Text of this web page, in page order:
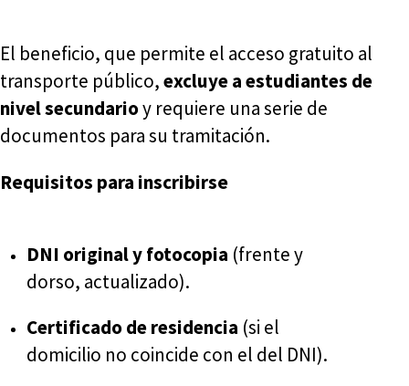
El beneficio, que permite el acceso gratuito al
transporte público,excluye a estudiantes de
nivel secundarioy requiere una serie de
documentos para su tramitación.
Requisitos para inscribirse
DNI original y fotocopia (frente y
dorso, actualizado).
Certificado de residencia (si el
domicilio no coincide con el del DNI).